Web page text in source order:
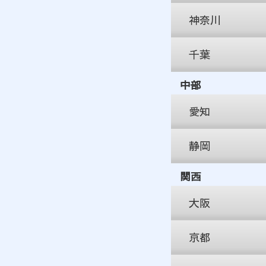
アクセス：新宿駅
アクセス：秋葉原
アクセス：蒲田駅か
ジョブ+センター立川
アクセス：立川駅か
ジョブ+センター大宮
アクセス：大宮駅
アクセス：川越駅か
神奈川
ジョブ+センター横浜
アクセス：横浜駅
アクセス：本厚木
千葉
ジョブ+センター船橋
アクセス：船橋駅か
アクセス：柏駅から
中部
愛知
ジョブ+センター名古屋
アクセス：名古屋
静岡
ジョブ+センター静岡
アクセス：静岡駅か
関西
大阪
ジョブ+センター梅田
アクセス：大阪駅
京都